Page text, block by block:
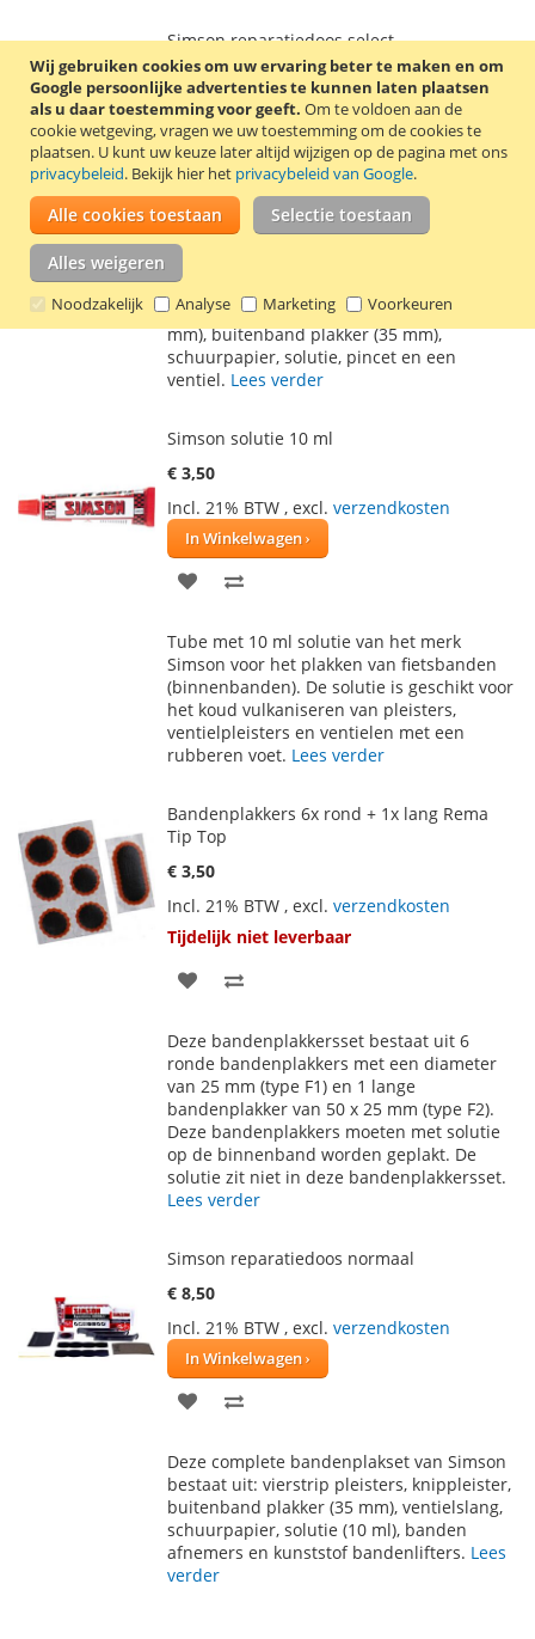
Wij gebruiken cookies om uw ervaring beter te maken en om
Google persoonlijke advertenties te kunnen laten plaatsen
als u daar toestemming voor geeft. Om te voldoen aan de
cookie wetgeving, vragen we uw toestemming om de cookies te
plaatsen. U kunt uw keuze later altijd wijzigen op de pagina met ons
privacybeleid. Bekijk hier het privacybeleid van Google.
Alle cookies toestaan Selectie toestaan
Alles weigeren
Noodzakelijk Analyse Marketing Voorkeuren
Simson reparatiedoos select
€ 11,20
Incl. 21% BTW, excl. verzendkosten
In Winkelwagen
VOEG
TOE
VERLANGLIJST
TOEVOEGEN
OM
VERGELIJKEN
Deze complete bandenplakset van Simson
(16 mm, 22 mm, 25 mm en 33 mm,),
plakkers ovaal (24x34 mm), pleister (75x50
mm), buitenband plakker (35 mm),
schuurpapier, solutie, pincet en een
ventiel. Lees verder
Simson solutie 10 ml
€ 3,50
Incl. 21% BTW , excl. verzendkosten
In Winkelwagen
VOEG
AAN
VERLANGLIJST
TE
VERGELIJKEN
Tube met 10 ml solutie van het merk
Simson voor het plakken van fietsbanden
(binnenbanden). De solutie is geschikt voor
het koud vulkaniseren van pleisters,
ventielpleisters en ventielen met een
rubberen voet. Lees verder
Bandenplakkers 6x rond + 1x lang Rema
Tip Top
€ 3,50
Incl. 21% BTW , excl. verzendkosten
Tijdelijk niet leverbaar
VOEG
AAN
VERLANGLIJST
TE
VERGELIJKEN
Deze bandenplakkersset bestaat uit 6
ronde bandenplakkers met een diameter
van 25 mm (type F1) en 1 lange
bandenplakker van 50 x 25 mm (type F2).
Deze bandenplakkers moeten met solutie
op de binnenband worden geplakt. De
solutie zit niet in deze bandenplakkersset.
Lees verder
Simson reparatiedoos normaal
€ 8,50
Incl. 21% BTW , excl. verzendkosten
In Winkelwagen
VOEG
AAN
VERLANGLIJST
TE
VERGELIJKEN
Deze complete bandenplakset van Simson
bestaat uit: vierstrip pleisters, knippleister,
buitenband plakker (35 mm), ventielslang,
schuurpapier, solutie (10 ml), banden
afnemers en kunststof bandenlifters. Lees
verder